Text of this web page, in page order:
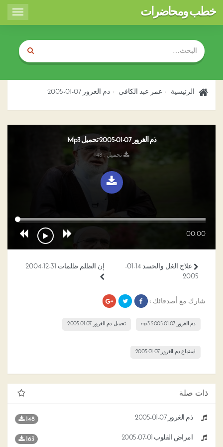
Toggle
خطب ومحاضرات
الرئيسية عمر عبد الكافي ذم الغرور 07-01-2005
ذم الغرور 07-01-2005 تحميل Mp3
تحميل : 148
00:00
إن الظلم ظلمات 31-12-2004
علاج الغل والحسد 14-01-
2005
شارك مع أصدقائك ›
ذم الغرور 07-01-2005 mp3 تحميل ذم الغرور 07-01-2005
استماع ذم الغرور 07-01-2005
ذات صلة
ذم الغرور 07-01-2005 148
أمراض القلوب 01-07-2005 163